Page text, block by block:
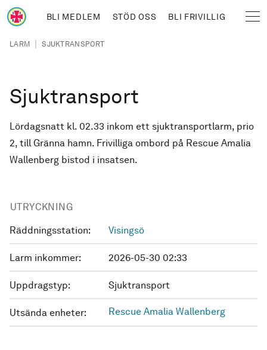
Hoppa till huvudinnehåll
BLI MEDLEM STÖD OSS BLI FRIVILLIG
Länkstig
LARM | SJUKTRANSPORT
Sjuktransport
Lördagsnatt kl. 02.33 inkom ett sjuktransportlarm, prio
2, till Gränna hamn. Frivilliga ombord på Rescue Amalia
Wallenberg bistod i insatsen.
UTRYCKNING
Räddningsstation: Visingsö
Larm inkommer: 2026-05-30 02:33
Uppdragstyp: Sjuktransport
Utsända enheter: Rescue Amalia Wallenberg